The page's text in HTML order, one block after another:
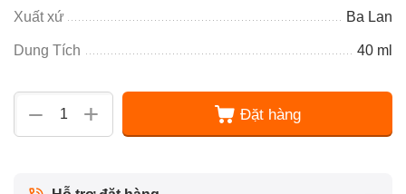
Xuất xứ Ba Lan
Dung Tích 40 ml
+
− Đặt hàng